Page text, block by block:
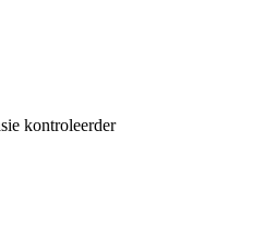
kontroleerder